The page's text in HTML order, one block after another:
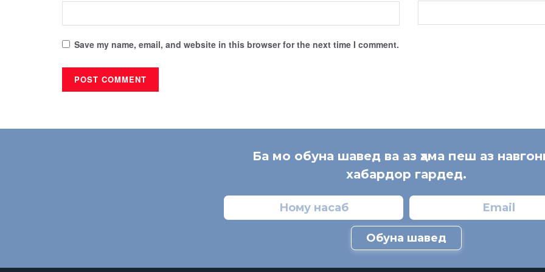
Save my name, email, and website in this browser for the next time I comment.
Ба мо обуна шавед ва аз ҳама пеш аз
хабардор гардед.
Обуна шавед